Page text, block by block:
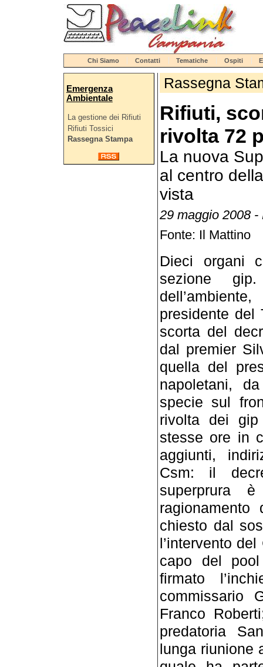
Chi Siamo Contatti Tematiche Ospiti
Emergenza
Ambientale
La gestione dei Rifiuti
Rifiuti Tossici
Rassegna Stampa
Rassegna
Rifiuti,
rivolta 72
La nuova
al centro
vista
29 maggio 2008
Fonte: Il Mattino
Dieci organi
sezione
presidente del
scorta del
dal premier
quella del
napoletani,
specie sul
rivolta dei
stesse ore in
aggiunti,
Csm: il
superprura
chiesto dal
l’intervento
capo del
firmato
commissario
Franco
predatoria
lunga riunione